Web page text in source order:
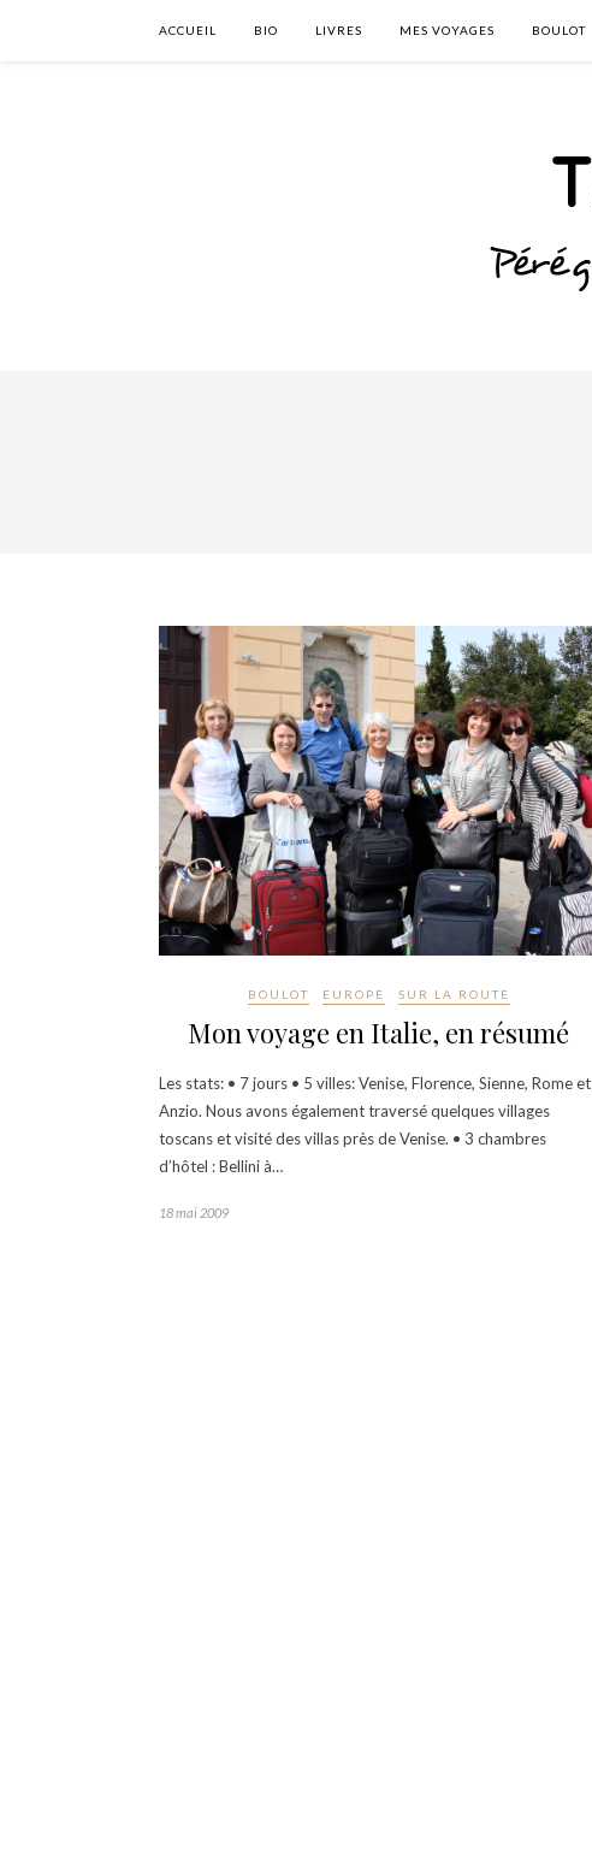
ACCUEIL BIO LIVRES MES VOYAGES BOULOT
BOULOT EUROPE SUR LA ROUTE
Mon voyage en Italie, en résumé
Les stats: • 7 jours • 5 villes: Venise, Florence, Sienne, Rome et
Anzio. Nous avons également traversé quelques villages
toscans et visité des villas près de Venise. • 3 chambres
d’hôtel : Bellini à…
18 mai 2009